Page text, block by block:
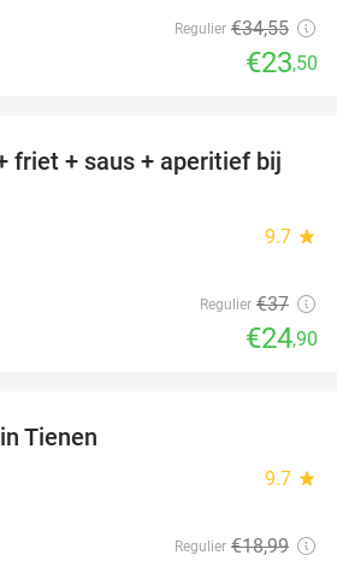
Regulier €34,55
€23,50
33%
friet + saus + aperitief bij
9.7 star
Regulier €37
€24,90
Tienen
9.7 star
Regulier €18,99